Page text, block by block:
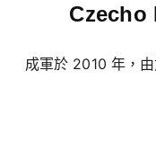
Czecho
成軍於 2010 年，